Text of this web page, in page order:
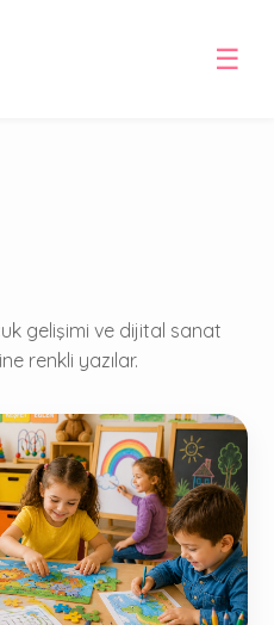
☰
gelişimi ve dijital sanat
renkli yazılar.